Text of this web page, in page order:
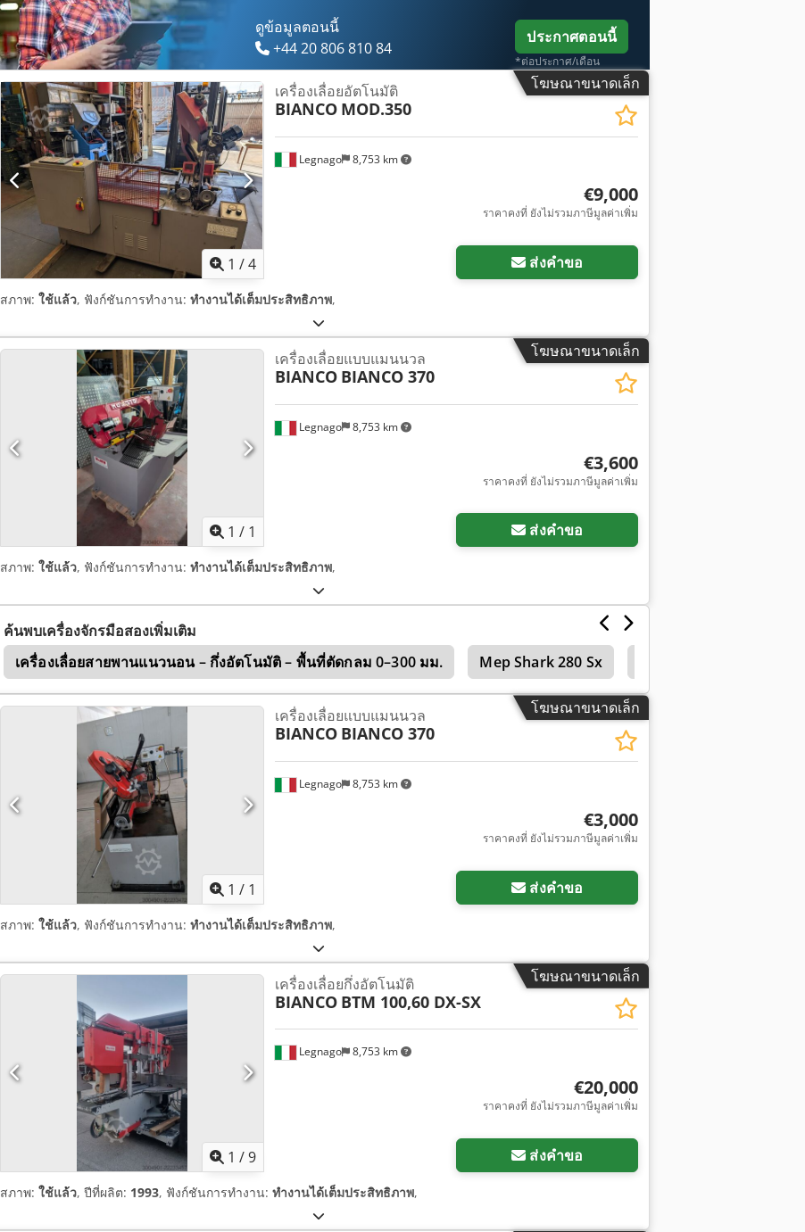
ดูข้อมูลตอนนี้
+44 20 806 810 84
ประกาศตอนนี้
*ต่อประกาศ/เดือน
โฆษณาขนาดเล็ก
1 /4
Legnago 8,753 km
เครื่องเลื่อยอัตโนมัติ
BIANCO MOD.350
€9,000
ราคาคงที่ ยังไม่รวมภาษีมูลค่าเพิ่ม
ส่งคำขอ
สภาพ: ใช้แล้ว, ฟังก์ชันการทำงาน: ทำงานได้เต็มประสิทธิภาพ,
โฆษณาขนาดเล็ก
1 / 1
Legnago 8,753 km
เครื่องเลื่อยแบบแมนนวล
BIANCO BIANCO 370
€3,600
ราคาคงที่ ยังไม่รวมภาษีมูลค่าเพิ่ม
ส่งคำขอ
สภาพ: ใช้แล้ว, ฟังก์ชันการทำงาน: ทำงานได้เต็มประสิทธิภาพ,
ค้นพบเครื่องจักรมือสองเพิ่มเติม
เครื่องเลื่อยสายพานแนวนอน – กึ่งอัตโนมัติ – พื้นที่ตัดกลม 0–300 มม.
Mep Shark 280 Sx
โฆษณาขนาดเล็ก
1 / 1
Legnago 8,753 km
เครื่องเลื่อยแบบแมนนวล
BIANCO BIANCO 370
€3,000
ราคาคงที่ ยังไม่รวมภาษีมูลค่าเพิ่ม
ส่งคำขอ
สภาพ: ใช้แล้ว, ฟังก์ชันการทำงาน: ทำงานได้เต็มประสิทธิภาพ,
โฆษณาขนาดเล็ก
1 /9
Legnago 8,753 km
เครื่องเลื่อยกึ่งอัตโนมัติ
BIANCO BTM 100,60 DX-SX
€20,000
ราคาคงที่ ยังไม่รวมภาษีมูลค่าเพิ่ม
ส่งคำขอ
สภาพ: ใช้แล้ว, ปีที่ผลิต: 1993, ฟังก์ชันการทำงาน: ทำงานได้เต็มประสิทธิภาพ,